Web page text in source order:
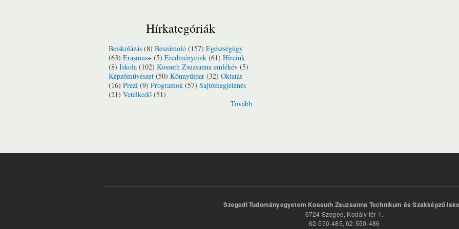
Hírkategóriák
Beiskolázás (8) Beszámoló (157) Egészségügy
(63) Erasmus+ (5) Eredményeink (61) Híreink
(8) Iskola (102) Kossuth Zsuzsanna emlékév (5)
Képzőművészet (50) Könnyűipar (32) Oktatás
(16) Prezi (9) Programok (57) Sajtómegjelenés
(21) Vetélkedő (51)
Tovább
Szegedi Tudományegyetem Kossuth Zsuzsanna Technikum és Szakképző
6724 Szeged, Kodály tér 1.
62-550-485, 62-550-486